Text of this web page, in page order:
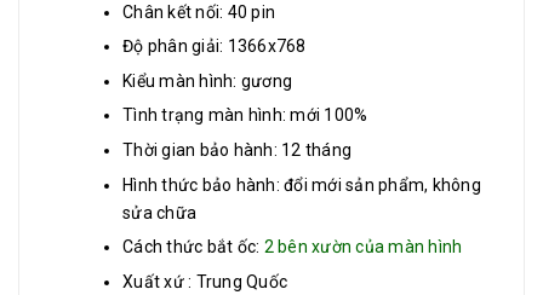
Chân kết nối: 40 pin
Độ phân giải: 1366x768
Kiểu màn hình: gương
Tình trạng màn hình: mới 100%
Thời gian bảo hành: 12 tháng
Hình thức bảo hành: đổi mới sản phẩm, không
sửa chữa
Cách thức bắt ốc: 2 bên xườn của màn hình
Xuất xứ : Trung Quốc